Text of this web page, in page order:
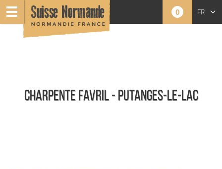
0 FR
CHARPENTE FAVRIL - PUTANGES-LE-LAC